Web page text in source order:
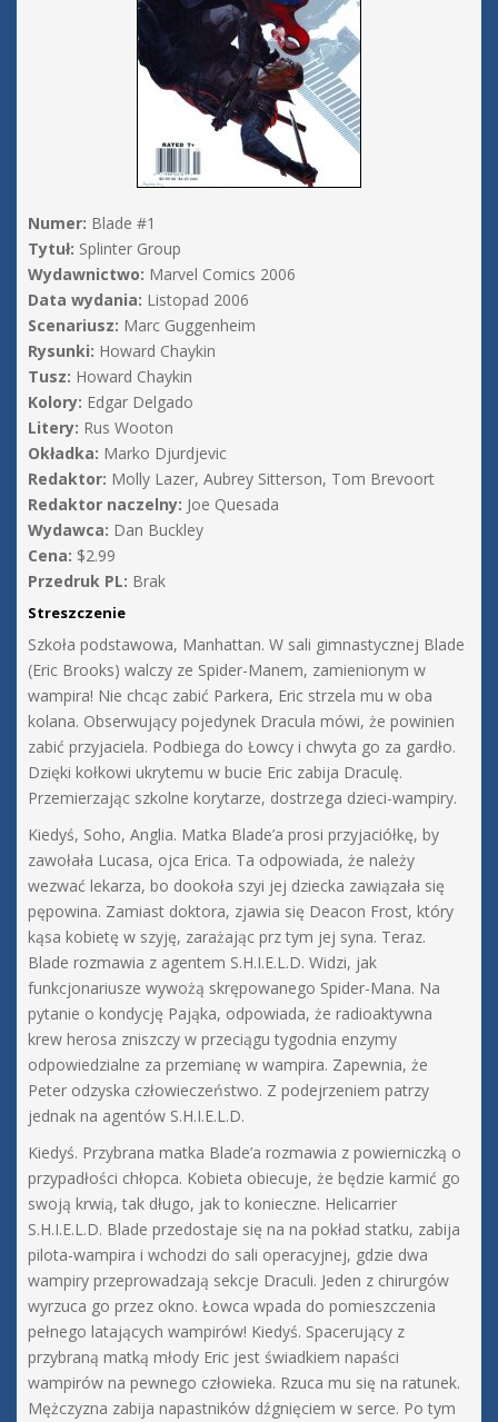
Numer: Blade #1
Tytuł: Splinter Group
Wydawnictwo: Marvel Comics 2006
Data wydania: Listopad 2006
Scenariusz: Marc Guggenheim
Rysunki: Howard Chaykin
Tusz: Howard Chaykin
Kolory: Edgar Delgado
Litery: Rus Wooton
Okładka: Marko Djurdjevic
Redaktor: Molly Lazer, Aubrey Sitterson, Tom Brevoort
Redaktor naczelny: Joe Quesada
Wydawca: Dan Buckley
Cena: $2.99
Przedruk PL: Brak
Streszczenie
Szkoła podstawowa, Manhattan. W sali gimnastycznej Blade
(Eric Brooks) walczy ze Spider-Manem, zamienionym w
wampira! Nie chcąc zabić Parkera, Eric strzela mu w oba
kolana. Obserwujący pojedynek Dracula mówi, że powinien
zabić przyjaciela. Podbiega do Łowcy i chwyta go za gardło.
Dzięki kołkowi ukrytemu w bucie Eric zabija Draculę.
Przemierzając szkolne korytarze, dostrzega dzieci-wampiry.
Kiedyś, Soho, Anglia. Matka Blade’a prosi przyjaciółkę, by
zawołała Lucasa, ojca Erica. Ta odpowiada, że należy
wezwać lekarza, bo dookoła szyi jej dziecka zawiązała się
pępowina. Zamiast doktora, zjawia się Deacon Frost, który
kąsa kobietę w szyję, zarażając prz tym jej syna. Teraz.
Blade rozmawia z agentem S.H.I.E.L.D. Widzi, jak
funkcjonariusze wywożą skrępowanego Spider-Mana. Na
pytanie o kondycję Pająka, odpowiada, że radioaktywna
krew herosa zniszczy w przeciągu tygodnia enzymy
odpowiedzialne za przemianę w wampira. Zapewnia, że
Peter odzyska człowieczeństwo. Z podejrzeniem patrzy
jednak na agentów S.H.I.E.L.D.
Kiedyś. Przybrana matka Blade’a rozmawia z powierniczką o
przypadłości chłopca. Kobieta obiecuje, że będzie karmić go
swoją krwią, tak długo, jak to konieczne. Helicarrier
S.H.I.E.L.D. Blade przedostaje się na na pokład statku, zabija
pilota-wampira i wchodzi do sali operacyjnej, gdzie dwa
wampiry przeprowadzają sekcje Draculi. Jeden z chirurgów
wyrzuca go przez okno. Łowca wpada do pomieszczenia
pełnego latających wampirów! Kiedyś. Spacerujący z
przybraną matką młody Eric jest świadkiem napaści
wampirów na pewnego człowieka. Rzuca mu się na ratunek.
Mężczyzna zabija napastników dźgnięciem w serce. Po tym